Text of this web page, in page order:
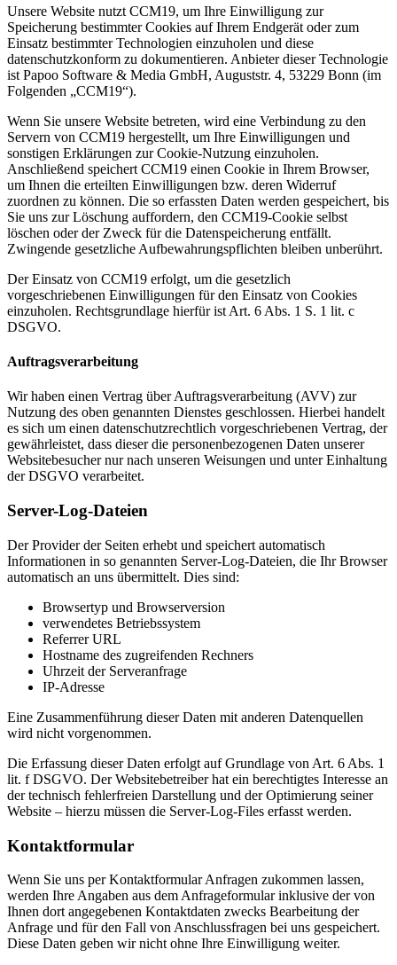
Unsere Website nutzt CCM19, um Ihre Einwilligung zur
Speicherung bestimmter Cookies auf Ihrem Endgerät oder zum
Einsatz bestimmter Technologien einzuholen und diese
datenschutzkonform zu dokumentieren. Anbieter dieser Technologie
ist Papoo Software & Media GmbH, Auguststr. 4, 53229 Bonn (im
Folgenden „CCM19“).
Wenn Sie unsere Website betreten, wird eine Verbindung zu den
Servern von CCM19 hergestellt, um Ihre Einwilligungen und
sonstigen Erklärungen zur Cookie-Nutzung einzuholen.
Anschließend speichert CCM19 einen Cookie in Ihrem Browser,
um Ihnen die erteilten Einwilligungen bzw. deren Widerruf
zuordnen zu können. Die so erfassten Daten werden gespeichert, bis
Sie uns zur Löschung auffordern, den CCM19-Cookie selbst
löschen oder der Zweck für die Datenspeicherung entfällt.
Zwingende gesetzliche Aufbewahrungspflichten bleiben unberührt.
Der Einsatz von CCM19 erfolgt, um die gesetzlich
vorgeschriebenen Einwilligungen für den Einsatz von Cookies
einzuholen. Rechtsgrundlage hierfür ist Art. 6 Abs. 1 S. 1 lit. c
DSGVO.
Auftragsverarbeitung
Wir haben einen Vertrag über Auftragsverarbeitung (AVV) zur
Nutzung des oben genannten Dienstes geschlossen. Hierbei handelt
es sich um einen datenschutzrechtlich vorgeschriebenen Vertrag, der
gewährleistet, dass dieser die personenbezogenen Daten unserer
Websitebesucher nur nach unseren Weisungen und unter Einhaltung
der DSGVO verarbeitet.
Server-Log-Dateien
Der Provider der Seiten erhebt und speichert automatisch
Informationen in so genannten Server-Log-Dateien, die Ihr Browser
automatisch an uns übermittelt. Dies sind:
Browsertyp und Browserversion
verwendetes Betriebssystem
Referrer URL
Hostname des zugreifenden Rechners
Uhrzeit der Serveranfrage
IP-Adresse
Eine Zusammenführung dieser Daten mit anderen Datenquellen
wird nicht vorgenommen.
Die Erfassung dieser Daten erfolgt auf Grundlage von Art. 6 Abs. 1
lit. f DSGVO. Der Websitebetreiber hat ein berechtigtes Interesse an
der technisch fehlerfreien Darstellung und der Optimierung seiner
Website – hierzu müssen die Server-Log-Files erfasst werden.
Kontaktformular
Wenn Sie uns per Kontaktformular Anfragen zukommen lassen,
werden Ihre Angaben aus dem Anfrageformular inklusive der von
Ihnen dort angegebenen Kontaktdaten zwecks Bearbeitung der
Anfrage und für den Fall von Anschlussfragen bei uns gespeichert.
Diese Daten geben wir nicht ohne Ihre Einwilligung weiter.